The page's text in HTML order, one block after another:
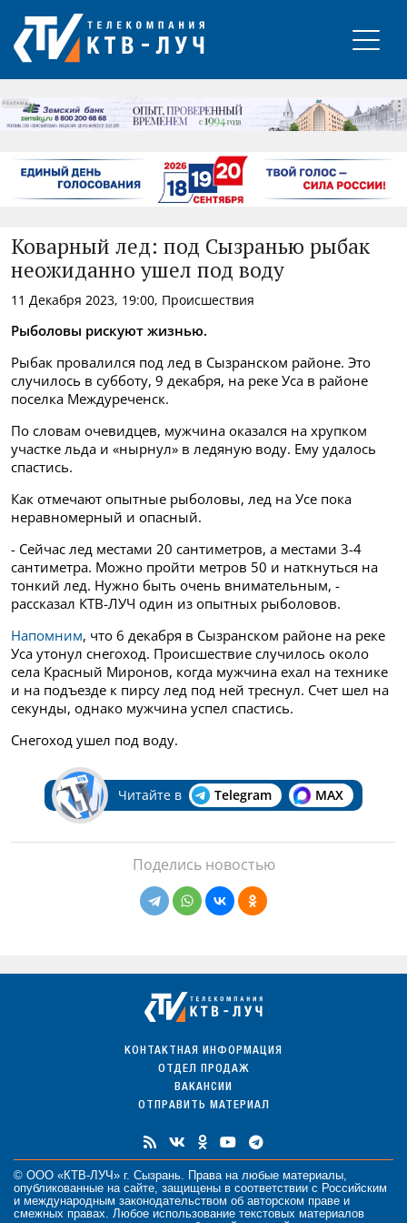
РЕКЛАМА
Коварный лед: под Сызранью рыбак
неожиданно ушел под воду
11 Декабря 2023, 19:00, Происшествия
Рыболовы рискуют жизнью.
Рыбак провалился под лед в Сызранском районе. Это
случилось в субботу, 9 декабря, на реке Уса в районе
поселка Междуреченск.
По словам очевидцев, мужчина оказался на хрупком
участке льда и «нырнул» в ледяную воду. Ему удалось
спастись.
Как отмечают опытные рыболовы, лед на Усе пока
неравномерный и опасный.
- Сейчас лед местами 20 сантиметров, а местами 3-4
сантиметра. Можно пройти метров 50 и наткнуться на
тонкий лед. Нужно быть очень внимательным, -
рассказал КТВ-ЛУЧ один из опытных рыболовов.
Напомним, что 6 декабря в Сызранском районе на реке
Уса утонул снегоход. Происшествие случилось около
села Красный Миронов, когда мужчина ехал на технике
и на подъезде к пирсу лед под ней треснул. Счет шел на
секунды, однако мужчина успел спастись.
Снегоход ушел под воду.
Читайте в Telegram MAX
Поделись новостью
КОНТАКТНАЯ ИНФОРМАЦИЯ
ОТДЕЛ ПРОДАЖ
ВАКАНСИИ
ОТПРАВИТЬ МАТЕРИАЛ
© ООО «КТВ-ЛУЧ» г. Сызрань. Права на любые материалы
опубликованные на сайте, защищены в соответствии с Российским
и международным законодательством об авторском праве и
смежных правах. Любое использование текстовых материалов